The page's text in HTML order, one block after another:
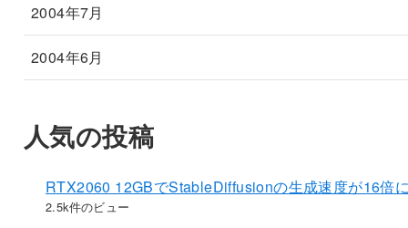
2004年7月
2004年6月
人気の投稿
RTX2060 12GBでStableDiffusionの生成速度が16倍
2.5k件のビュー